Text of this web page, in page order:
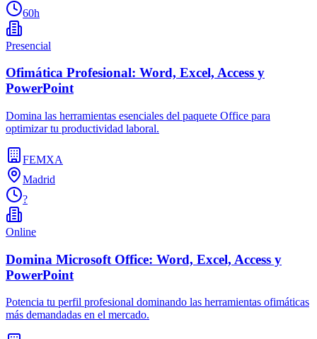
60h
Presencial
Ofimática Profesional: Word, Excel, Access y
PowerPoint
Domina las herramientas esenciales del paquete Office para
optimizar tu productividad laboral.
FEMXA
Madrid
?
Online
Domina Microsoft Office: Word, Excel, Access y
PowerPoint
Potencia tu perfil profesional dominando las herramientas ofimáticas
más demandadas en el mercado.